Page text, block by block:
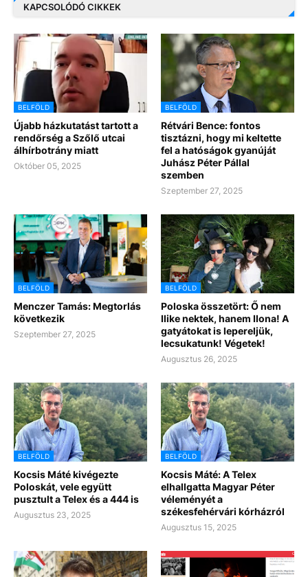
KAPCSOLÓDÓ CIKKEK
BELFÖLD
Újabb házkutatást tartott a
rendőrség a Szőlő utcai
álhírbotrány miatt
Október 05, 2025
BELFÖLD
Rétvári Bence: fontos
tisztázni, hogy mi keltette
fel a hatóságok gyanúját
Juhász Péter Pállal
szemben
Szeptember 27, 2025
BELFÖLD
Menczer Tamás: Megtorlás
következik
Szeptember 27, 2025
BELFÖLD
Poloska összetört: Ő nem
Ilike nektek, hanem Ilona! A
gatyátokat is lepereljük,
lecsukatunk! Végetek!
Augusztus 26, 2025
BELFÖLD
Kocsis Máté kivégezte
Poloskát, vele együtt
pusztult a Telex és a 444 is
Augusztus 23, 2025
BELFÖLD
Kocsis Máté: A Telex
elhallgatta Magyar Péter
véleményét a
székesfehérvári kórházról
Augusztus 15, 2025